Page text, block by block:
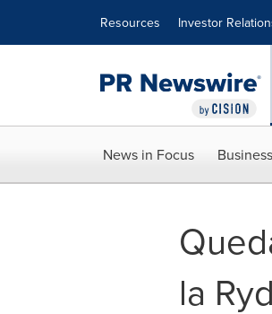
Resources Investor
News in Focus
la